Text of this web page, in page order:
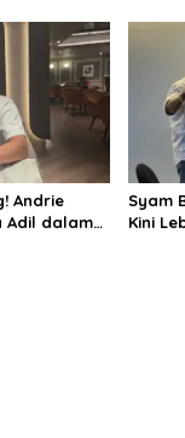
Andrie
Adil dalam
Syam
Kini